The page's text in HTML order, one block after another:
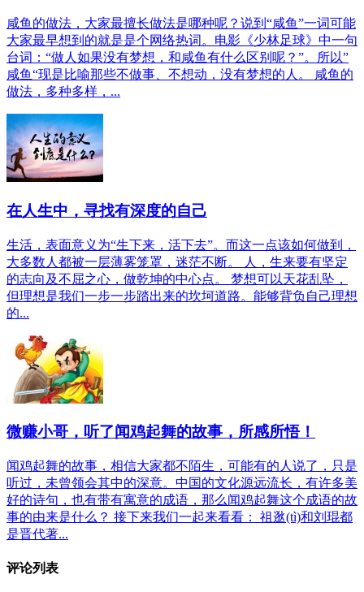
咸鱼的做法，大家最擅长做法是哪种呢？说到“咸鱼”一词可能
大家最早想到的就是是个网络热词。电影《少林足球》中一句
台词：“做人如果没有梦想，和咸鱼有什么区别呢？”。所以”
咸鱼“现是比喻那些不做事、不想动，没有梦想的人。 咸鱼的
做法，多种多样，...
在人生中，寻找有深度的自己
生活，表面意义为“生下来，活下去”。而这一点该如何做到，
大多数人都被一层薄雾笼罩，迷茫不断。 人，生来要有坚定
的志向及不屈之心，做乾坤的中心点。 梦想可以天花乱坠，
但理想是我们一步一步踏出来的坎坷道路。能够背负自己理想
的...
微赚小哥，听了闻鸡起舞的故事，所感所悟！
闻鸡起舞的故事，相信大家都不陌生，可能有的人说了，只是
听过，未曾领会其中的深意。中国的文化源远流长，有许多美
好的诗句，也有带有寓意的成语，那么闻鸡起舞这个成语的故
事的由来是什么？ 接下来我们一起来看看： 祖逖(tì)和刘琨都
是晋代著...
评论列表